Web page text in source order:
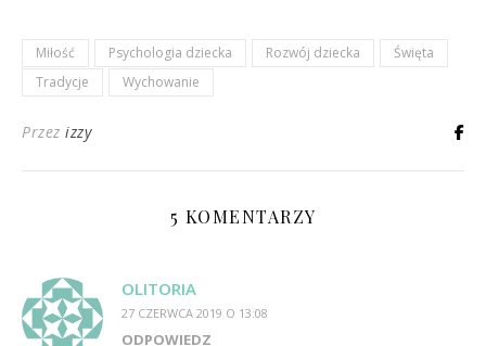
Miłość Psychologia dziecka Rozwój dziecka
Święta
Tradycje
Wychowanie
Przez izzy
5 KOMENTARZY
OLITORIA
27 CZERWCA 2019 O 13:08
ODPOWIEDZ